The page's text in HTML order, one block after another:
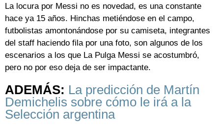
La locura por Messi no es novedad, es una constante
hace ya 15 años. Hinchas metiéndose en el campo,
futbolistas amontonándose por su camiseta, integrantes
del staff haciendo fila por una foto, son algunos de los
escenarios a los que La Pulga Messi se acostumbró,
pero no por eso deja de ser impactante.
ADEMÁS: La predicción de Martín
Demichelis sobre cómo le irá a la
Selección argentina